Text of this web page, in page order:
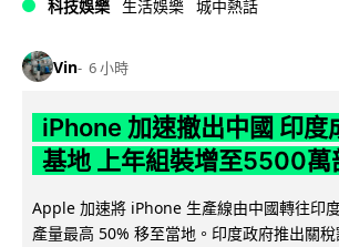
科技娛樂 生活娛樂 城中熱話
Vin 6 小時
iPhone 加速撤出中國 印度
基地 上年組裝增至5500萬
Apple 加速將 iPhone 生產線由中國轉往印
產量最高 50% 移至當地。印度政府推出關